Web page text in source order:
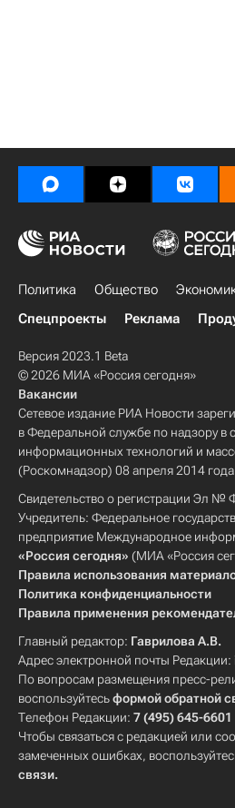
Политика Общество
Спецпроекты
Реклама
Версия 2023.1 Beta
© 2026 МИА «Россия сегодня»
Вакансии
Сетевое издание РИА Новости
в Федеральной службе по надзору в
информационных технологий и
(Роскомнадзор) 08 апреля 2014 года.
Свидетельство о регистрации Эл №
Учредитель: Федеральное
предприятие Международное
«Россия сегодня» (МИА «Россия
Правила использования
Политика конфиденциальности
Правила применения
Главный редактор: Гаврилова А.В.
Адрес электронной почты Редакции:
По вопросам размещения пресс-
воспользуйтесьформой обратной
Телефон Редакции: 7 (495) 645-6601
Чтобы связаться с редакцией или
замеченных ошибках,
связи.